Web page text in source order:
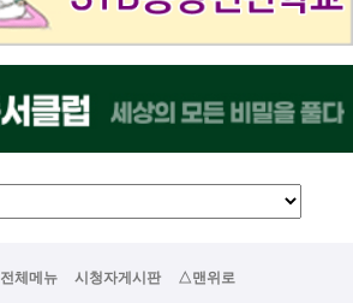
전체메뉴 시청자게시판 △맨위로